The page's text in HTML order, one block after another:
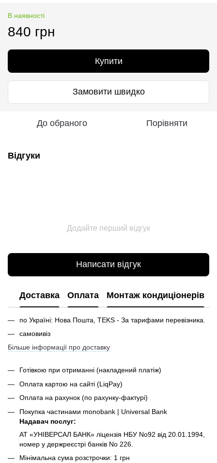
В наявності
840 грн
Купити
Замовити швидко
До обраного Порівняти
Відгуки
Додайте перший відгук
Написати відгук
Доставка Оплата Монтаж кондиціонерів
по Україні: Нова Пошта, TEKS - За тарифами перевізника.
самовивіз
Більше інформації про доставку
Готівкою при отриманні (накладений платіж)
Оплата картою на сайті (LiqPay)
Оплата на рахунок (по рахунку-фактурі)
Покупка частинами monobank | Universal Bank
Надавач послуг:
АТ «УНІВЕРСАЛ БАНК» ліцензія НБУ No92 від 20.01.1994,
номер у держреєстрі банків No 226.
Мінімальна сума розстрочки: 1 грн